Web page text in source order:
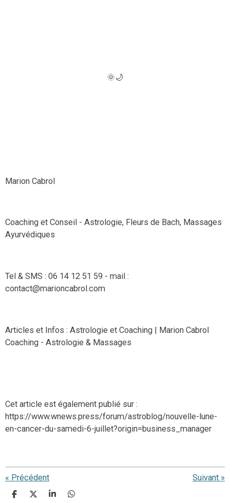
🌞🌙
Marion Cabrol
Coaching et Conseil - Astrologie, Fleurs de Bach, Massages
Ayurvédiques
Tel & SMS : 06 14 12 51 59 - mail :
contact@marioncabrol.com
Articles et Infos : Astrologie et Coaching | Marion Cabrol
Coaching - Astrologie & Massages
Cet article est également publié sur :
https://www.wnews.press/forum/astroblog/nouvelle-lune-
en-cancer-du-samedi-6-juillet?origin=business_manager
« Précédent Suivant »
P
P
P
P